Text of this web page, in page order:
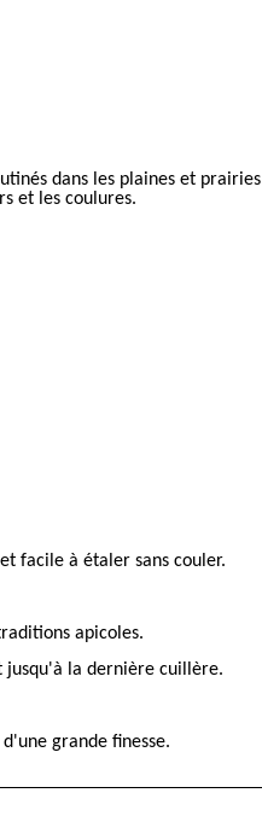
dans les plaines et prairies
et les coulures.
facile à étaler sans couler.
apicoles.
jusqu'à la dernière cuillère.
grande finesse.